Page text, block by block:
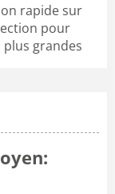
rapide sur
pour
grandes